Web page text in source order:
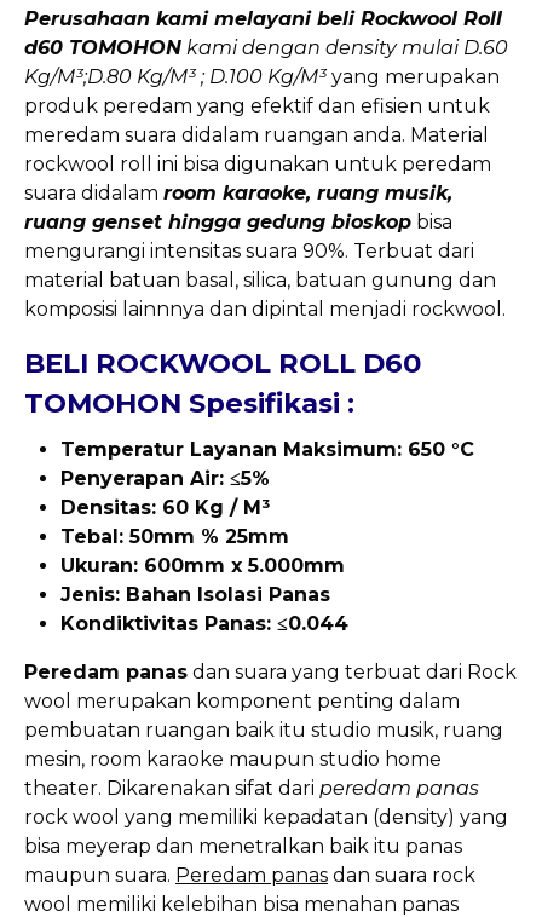
Perusahaan kami melayani beli Rockwool Roll
d60 TOMOHON kami dengan density mulai D.60
Kg/M³;D.80 Kg/M³ ; D.100 Kg/M³yang merupakan
produk peredam yang efektif dan efisien untuk
meredam suara didalam ruangan anda. Material
rockwool roll ini bisa digunakan untuk peredam
suara didalam room karaoke, ruang musik,
ruang genset hingga gedung bioskop bisa
mengurangi intensitas suara 90%. Terbuat dari
material batuan basal, silica, batuan gunung dan
komposisi lainnnya dan dipintal menjadi rockwool.
BELI ROCKWOOL ROLL D60
TOMOHON Spesifikasi :
Temperatur Layanan Maksimum: 650 °C
Penyerapan Air: ≤5%
Densitas: 60 Kg / M³
Tebal: 50mm % 25mm
Ukuran: 600mm x 5.000mm
Jenis: Bahan Isolasi Panas
Kondiktivitas Panas: ≤0.044
Peredam panas dan suara yang terbuat dari Rock
wool merupakan komponent penting dalam
pembuatan ruangan baik itu studio musik, ruang
mesin, room karaoke maupun studio home
theater. Dikarenakan sifat dari peredam panas
rock wool yang memiliki kepadatan (density) yang
bisa meyerap dan menetralkan baik itu panas
maupun suara. Peredam panas dan suara rock
wool memiliki kelebihan bisa menahan panas